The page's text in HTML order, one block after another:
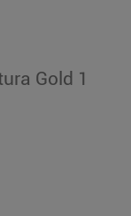
Gold 1